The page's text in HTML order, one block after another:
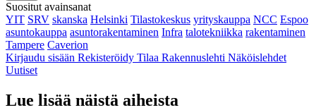
Suositut avainsanat
YIT SRV skanska Helsinki Tilastokeskus yrityskauppa NCC Espoo
asuntokauppa asuntorakentaminen Infra talotekniikka rakentaminen
Tampere Caverion
Kirjaudu sisään Rekisteröidy Tilaa Rakennuslehti Näköislehdet
Uutiset
Lue lisää näistä aiheista